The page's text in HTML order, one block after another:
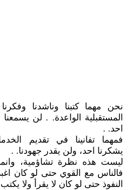
نحن مهما كتبنا وناشدنا
المستقبلية الواعدة. . لن
احد. .
فمهما تفانينا في تقديم
يشكرنا احد، ولن يقدر جهودنا. .
ليست هذه نظرة تشاؤمية،
فالناس مع القوي حتى لو كان
النفوذ حتى لو كان لا يقرأ ولا